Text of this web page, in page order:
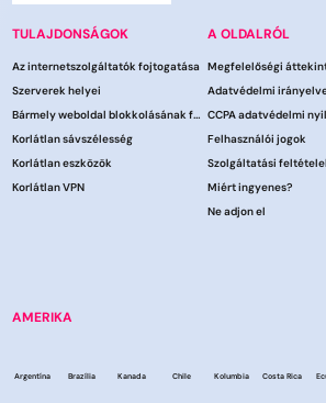
TULAJDONSÁGOK
Az internetszolgáltatók fojtogatása
Szerverek helyei
Bármely weboldal blokkolásának feloldása
Korlátlan sávszélesség
Korlátlan eszközök
Korlátlan VPN
A OLDALRÓL
Megfelelőségi
Adatvédelmi
CCPA adatvédelmi
Felhasználói jogok
Szolgáltatási
Miért ingyenes?
Ne adjon el
AMERIKA
Argentína Brazília Kanada Chile Kolumbia Costa Rica